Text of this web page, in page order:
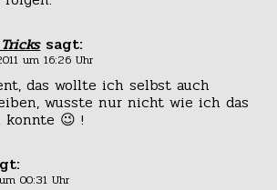
sagt:
um 16:26 Uhr
das wollte ich selbst auch
wusste nur nicht wie ich das
konnte 😉 !
00:31 Uhr